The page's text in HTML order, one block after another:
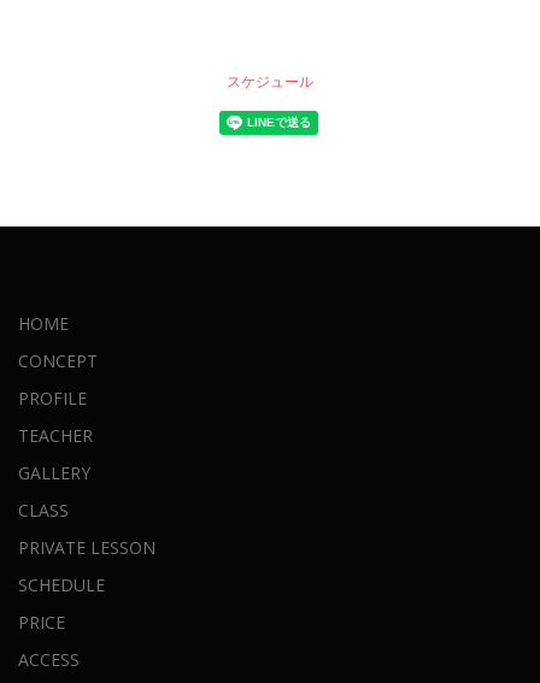
スケジュール
HOME
CONCEPT
PROFILE
TEACHER
GALLERY
CLASS
PRIVATE LESSON
SCHEDULE
PRICE
ACCESS